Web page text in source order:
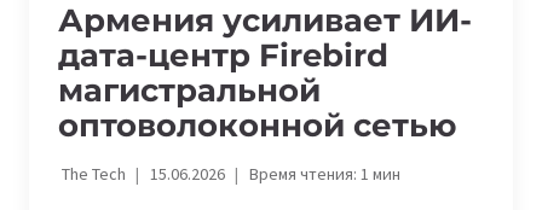
Армения усиливает ИИ-
дата-центр Firebird
магистральной
оптоволоконной сетью
The Tech 15.06.2026 Время чтения: 1мин